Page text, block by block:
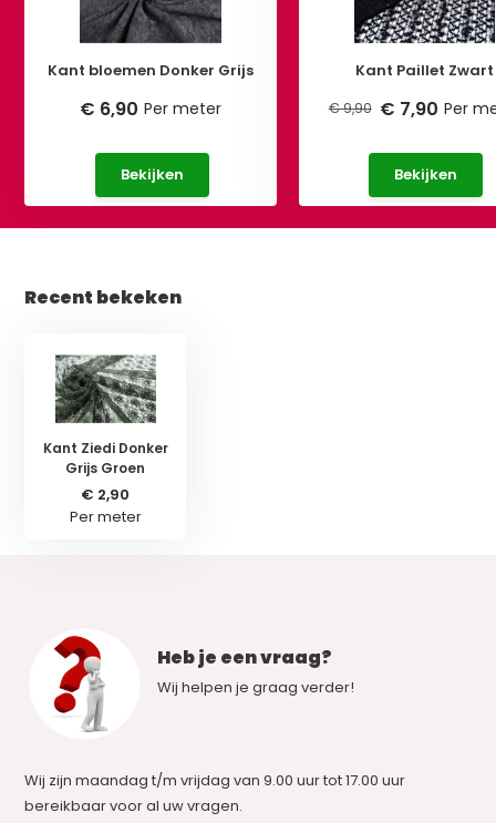
Kant bloemen Donker Grijs
€ 6,90 Per meter
Bekijken
Kant Paillet Zwart
€ 9,90 € 7,90 Per
Bekijken
Recent bekeken
Kant Ziedi Donker
Grijs Groen
€ 2,90
Per meter
Heb je een vraag?
Wij helpen je graag verder!
Wij zijn maandag t/m vrijdag van 9.00 uur tot 17.00 uur
bereikbaar voor al uw vragen.